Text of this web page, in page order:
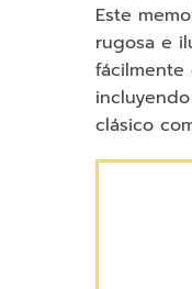
Este
rugosa e
clásico